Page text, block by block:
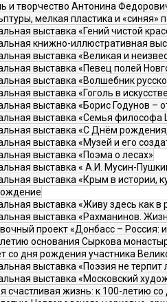
и творчество Антонина
мелкая пластика и «синяя»
выставка «Гений чистой
книжно-иллюстративная
выставка «Великая и
выставка «Певец полей
выставка «Волшебник
выставка «Гоголь в
выставка «Борис Годунов –
выставка «Семья философа
выставка «С Днём
выставка «Музей и его
выставка «Поэма о лесах»
выставка « А.И. Мусин-
выставка «Крым в истории,
выставка «Живу здесь как
выставка «Рахманинов.
проект «Донбасс – Россия:
основания Сыркова
со дня рождения участника
выставка «Поэзия не
выставка «Московский
счастливая жизнь: к 100-летию